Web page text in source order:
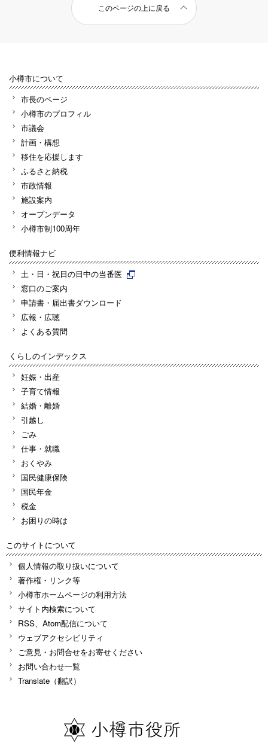
このページの上に戻る
小樽市について
市長のページ
小樽市のプロフィル
市議会
計画・構想
移住を応援します
ふるさと納税
市政情報
施設案内
オープンデータ
小樽市制100周年
便利情報ナビ
土・日・祝日の日中の当番医
窓口のご案内
申請書・届出書ダウンロード
広報・広聴
よくある質問
くらしのインデックス
妊娠・出産
子育て情報
結婚・離婚
引越し
ごみ
仕事・就職
おくやみ
国民健康保険
国民年金
税金
お困りの時は
このサイトについて
個人情報の取り扱いについて
著作権・リンク等
小樽市ホームページの利用方法
サイト内検索について
RSS、Atom配信について
ウェブアクセシビリティ
ご意見・お問合せをお寄せください
お問い合わせ一覧
Translate（翻訳）